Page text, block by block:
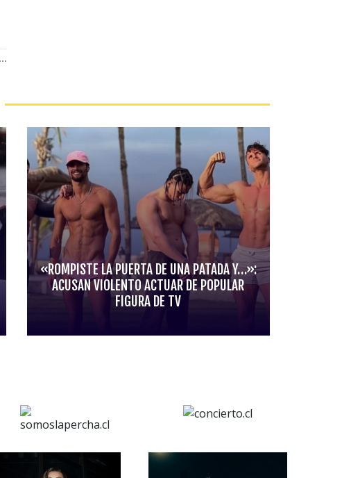
«ROMPISTE LA PUERTA DE UNA PATADA Y…»:
ACUSAN VIOLENTO ACTUAR DE POPULAR
FIGURA DE TV